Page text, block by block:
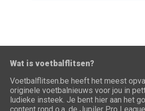
Wat is voetbalflitsen?
Voetbalflitsen.be heeft het meest
originele voetbalnieuws voor jou in
ludieke insteek. Je bent hier aan het